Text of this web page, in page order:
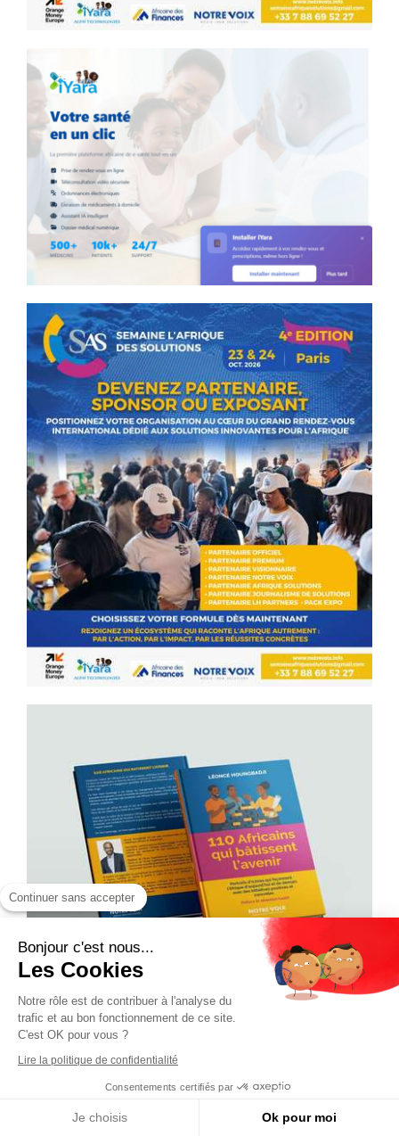
Continuer sans accepter
Bonjour c'est nous...
Les Cookies
Notre rôle est de contribuer à l'analyse du
trafic et au bon fonctionnement de ce site.
C'est OK pour vous ?
Lire la politique de confidentialité
Consentements certifiés par
Je choisis Ok pour moi